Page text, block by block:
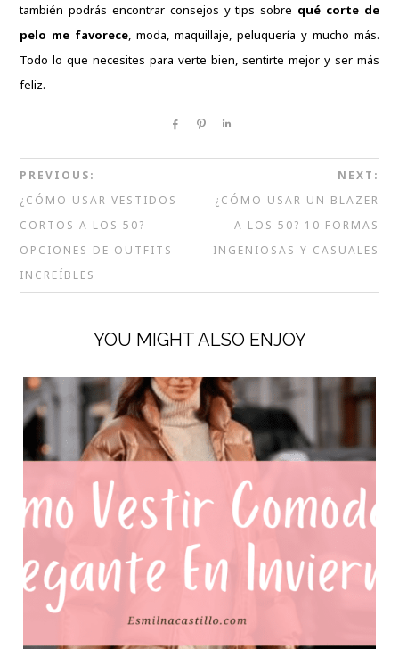
también podrás encontrar consejos y tips sobre qué corte de
pelo me favorece, moda, maquillaje, peluquería y mucho más.
Todo lo que necesites para verte bien, sentirte mejor y ser más
feliz.
Share Pin
PREVIOUS:
¿CÓMO USAR VESTIDOS
CORTOS A LOS 50?
OPCIONES DE OUTFITS
INCREÍBLES
NEXT:
¿CÓMO USAR UN BLAZER
A LOS 50? 10 FORMAS
INGENIOSAS Y CASUALES
YOU MIGHT ALSO ENJOY